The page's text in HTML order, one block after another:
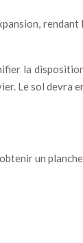
la
Le sol devra
un